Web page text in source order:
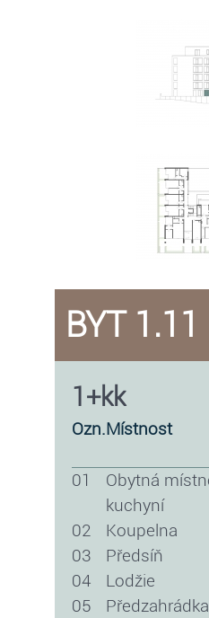
BYT 1.11
1+kk
ozn. místnost
01
obytná místnost s
kuchyní
02 koupelna
03
předsíň
04
lodžie
05
předzahrádka